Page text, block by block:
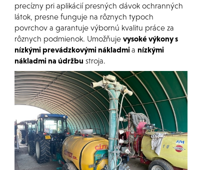
precízny pri aplikácií presných dávok ochranných
látok, presne funguje na rôznych typoch
povrchov a garantuje výbornú kvalitu práce za
rôznych podmienok. Umožňuje vysoké výkony s
nízkými prevádzkovými nákladmia nízkými
nákladmi na údržbu stroja.